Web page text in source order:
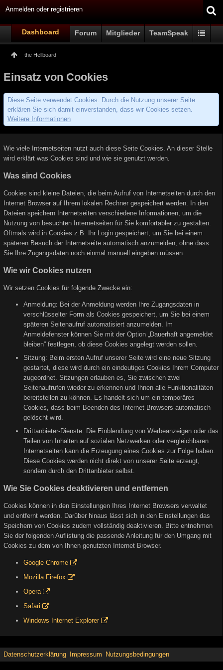
Anmelden oder registrieren
Dashboard Forum Mitglieder TeamSpeak
the Hellboard
Einsatz von Cookies
Diese Seite verwendet Cookies. Durch die Nutzung unserer Seite
erklären Sie sich damit einverstanden, dass wir Cookies setzen.
Weitere Informationen
Wie viele Internetseiten nutzt auch diese Seite Cookies. An dieser Stelle
wird erklärt was Cookies sind und wie sie genutzt werden.
Was sind Cookies
Cookies sind kleine Dateien, die beim Aufruf von Internetseiten durch den
Internet Browser auf Ihrem lokalen Rechner gespeichert werden. In den
Dateien speichern Internetseiten verschiedene Informationen, um die
Nutzung von besuchten Internetseiten für Sie komfortabler zu gestalten.
Oftmals wird in Cookies z.B. Ihr Login gespeichert, um Sie bei einem
späteren Besuch der Internetseite automatisch anzumelden, ohne dass
Sie Ihre Zugangsdaten noch einmal manuell eingeben müssen.
Wie wir Cookies nutzen
Wir setzen Cookies für folgende Zwecke ein:
Anmeldung: Bei der Anmeldung werden Ihre Zugangsdaten in
verschlüsselter Form als Cookies gespeichert, um Sie bei einem
späteren Seitenaufruf automatisiert anzumelden. Im
Anmeldefenster können Sie mit der Option „Dauerhaft angemeldet
bleiben“ festlegen, ob diese Cookies angelegt werden sollen.
Sitzung: Beim ersten Aufruf unserer Seite wird eine neue Sitzung
gestartet, diese wird durch ein eindeutiges Cookies Ihrem Computer
zugeordnet. Sitzungen erlauben es, Sie zwischen zwei
Seitenaufrufen wieder zu erkennen und Ihnen alle Funktionalitäten
bereitstellen zu können. Es handelt sich um ein temporäres
Cookies, dass beim Beenden des Internet Browsers automatisch
gelöscht wird.
Drittanbieter-Dienste: Die Einblendung von Werbeanzeigen oder das
Teilen von Inhalten auf sozialen Netzwerken oder vergleichbaren
Internetseiten kann die Erzeugung eines Cookies zur Folge haben.
Diese Cookies werden nicht direkt von unserer Seite erzeugt,
sondern durch den Drittanbieter selbst.
Wie Sie Cookies deaktivieren und entfernen
Cookies können in den Einstellungen Ihres Internet Browsers verwaltet
und entfernt werden. Darüber hinaus lässt sich in den Einstellungen das
Speichern von Cookies zudem vollständig deaktivieren. Bitte entnehmen
Sie der folgenden Auflistung die passende Anleitung für den Umgang mit
Cookies zu dem von Ihnen genutzten Internet Browser.
Google Chrome
Mozilla Firefox
Opera
Safari
Windows Internet Explorer
Datenschutzerklärung Impressum Nutzungsbedingungen